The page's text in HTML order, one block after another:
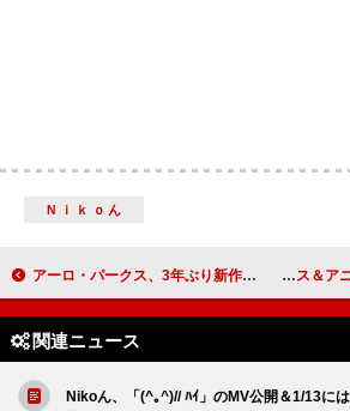
Ｎｉｋｏん
アーロ・パークス、3年ぶり新作より「2SIDED」公開 ちゃんみな、TVアニメ
関連ニュース
Nikoん、「(^｡^)// ﾊｲ」のMV公開＆1/13に